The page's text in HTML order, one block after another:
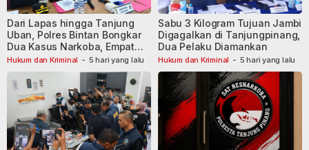
Hukum dan Kriminal - 5 hari yang lalu
Dari Lapas hingga Tanjung
Uban, Polres Bintan Bongkar
Dua Kasus Narkoba, Empat
Tersangka Dibekuk
Hukum dan Kriminal - 5 hari yang lalu
Sabu 3 Kilogram Tujuan Jambi
Digagalkan di Tanjungpinang,
Dua Pelaku Diamankan